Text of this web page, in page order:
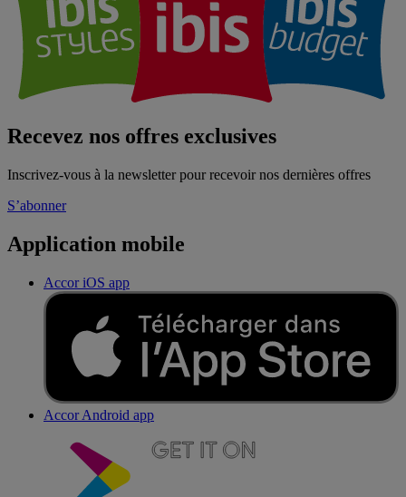
Recevez nos offres exclusives
Inscrivez-vous à la newsletter pour recevoir nos dernières offres
S’abonner
Application mobile
Accor iOS app
Accor Android app